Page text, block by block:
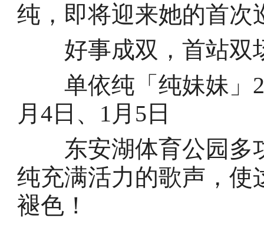
纯，即将迎来她的首次
好事成双，首站双
单依纯「纯妹妹」
月4日、1月5日
东安湖体育公园多
纯充满活力的歌声，使
褪色！